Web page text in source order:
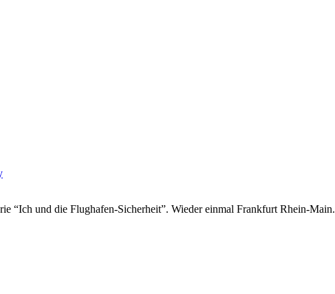
“Ich und die Flughafen-Sicherheit”. Wieder einmal Frankfurt Rhein-Main.